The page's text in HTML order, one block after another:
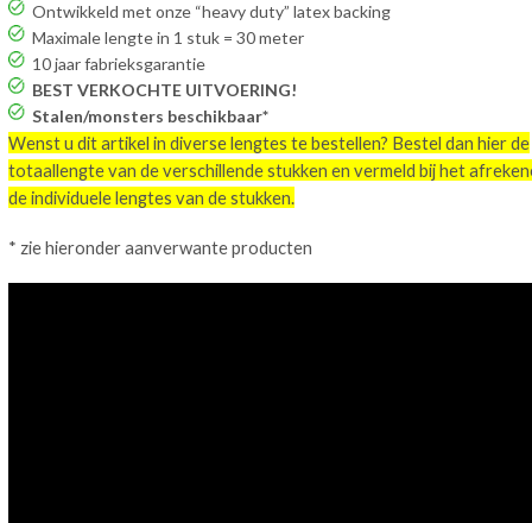
Ontwikkeld met onze “heavy duty” latex backing
Maximale lengte in 1 stuk = 30 meter
10 jaar fabrieksgarantie
BEST VERKOCHTE UITVOERING!
Stalen/monsters beschikbaar*
Wenst u dit artikel in diverse lengtes te bestellen? Bestel dan hier de
totaallengte van de verschillende stukken en vermeld bij het
de individuele lengtes van de stukken.
* zie hieronder aanverwante producten